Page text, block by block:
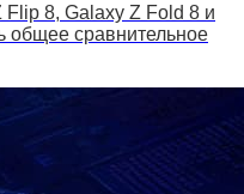
Flip 8, Galaxy Z Fold 8 и
общее сравнительное